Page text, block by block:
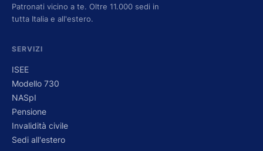
Patronati vicino a te. Oltre 11.000 sedi in
tutta Italia e all'estero.
SERVIZI
ISEE
Modello 730
NASpI
Pensione
Invalidità civile
Sedi all'estero